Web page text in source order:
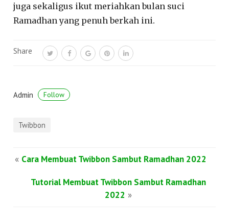
juga sekaligus ikut meriahkan bulan suci
Ramadhan yang penuh berkah ini.
Share
Admin Follow
Twibbon
« Cara Membuat Twibbon Sambut Ramadhan 2022
Tutorial Membuat Twibbon Sambut Ramadhan
2022 »